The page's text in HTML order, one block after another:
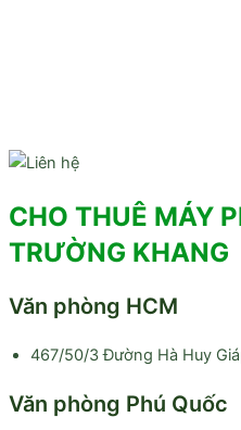
CHO THUÊ MÁY
TRƯỜNG KHANG
Văn phòng HCM
467/50/3 Đường Hà Huy
Văn phòng Phú Quốc